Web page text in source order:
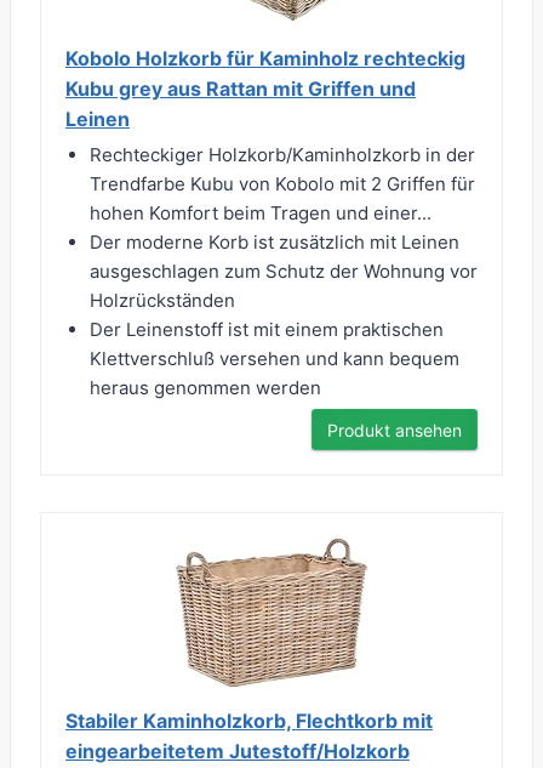
Kobolo Holzkorb für Kaminholz rechteckig
Kubu grey aus Rattan mit Griffen und
Leinen
Rechteckiger Holzkorb/Kaminholzkorb in der
Trendfarbe Kubu von Kobolo mit 2 Griffen für
hohen Komfort beim Tragen und einer...
Der moderne Korb ist zusätzlich mit Leinen
ausgeschlagen zum Schutz der Wohnung vor
Holzrückständen
Der Leinenstoff ist mit einem praktischen
Klettverschluß versehen und kann bequem
heraus genommen werden
Produkt ansehen
Stabiler Kaminholzkorb, Flechtkorb mit
eingearbeitetem Jutestoff/Holzkorb